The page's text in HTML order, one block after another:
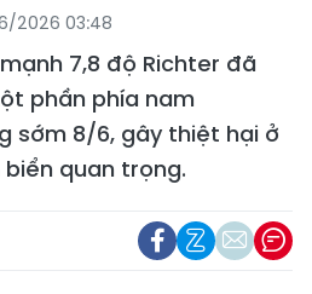
2026 03:48
7,8 độ Richter đã
phần phía nam
sớm 8/6, gây thiệt hại ở
quan trọng.